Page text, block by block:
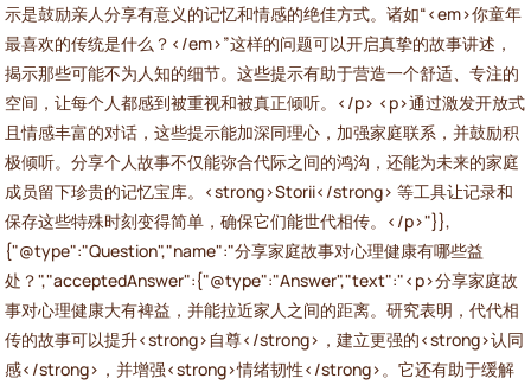
示是鼓励亲人分享有意义的记忆和情感的绝佳方式。诸如“<em>你童年
最喜欢的传统是什么？</em>”这样的问题可以开启真挚的故事讲述，
揭示那些可能不为人知的细节。这些提示有助于营造一个舒适、专注的
空间，让每个人都感到被重视和被真正倾听。</p> <p>通过激发开放式
且情感丰富的对话，这些提示能加深同理心，加强家庭联系，并鼓励积
极倾听。分享个人故事不仅能弥合代际之间的鸿沟，还能为未来的家庭
成员留下珍贵的记忆宝库。<strong>Storii</strong> 等工具让记录和
保存这些特殊时刻变得简单，确保它们能世代相传。</p>"}},
{"@type":"Question","name":"分享家庭故事对心理健康有哪些益
处？","acceptedAnswer":{"@type":"Answer","text":"<p>分享家庭故
事对心理健康大有裨益，并能拉近家人之间的距离。研究表明，代代相
传的故事可以提升<strong>自尊</strong>，建立更强的<strong>认同
感</strong>，并增强<strong>情绪韧性</strong>。它还有助于缓解